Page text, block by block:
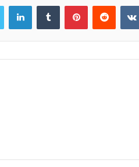
LinkedInTumblr PinterestReddit